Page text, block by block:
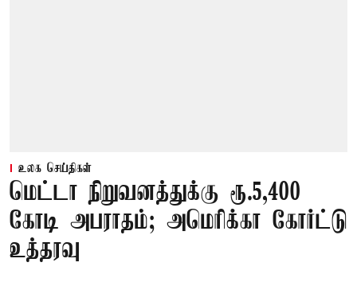
உலக செய்திகள்
மெட்டா நிறுவனத்துக்கு ரூ.5,400
கோடி அபராதம்; அமெரிக்கா கோர்ட்டு
உத்தரவு